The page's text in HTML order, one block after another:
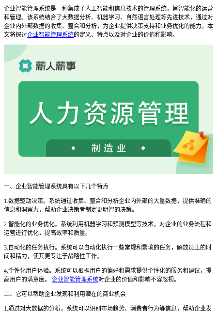
企业智能管理系统是一种集成了人工智能和信息技术的管理系统，旨智能化的运营
和管理。该系统结合了大数据分析、机器学习、自然语言处理等先进技术，通过对
企业内外部数据的收集、整合和分析，为企业提供决策支持和业务优化的能力。本
文将探讨企业智能管理系统的定义、特点以及对企业的价值和影响。
一、企业智能管理系统具有以下几个特点
1.数据驱动决策。系统通过收集、整合和分析企业内外部的大量数据，提供准确的
信息和洞察力，帮助企业决策者制定更明智的决策。
2.智能化的业务优化。系统利用机器学习和预测模型等技术，对企业的业务流程和
运营进行优化，提高效率和质量。
3.自动化的任务执行。系统可以自动化执行一些常规和繁琐的任务，解放员工的时
间和精力，使其更专注于战略性工作。
4.个性化用户体验。系统可以根据用户的偏好和需求提供个性化的服务和建议，提
高用户的满意度。 企业智能管理系统对企业的价值和影响不容忽视。
二、它可以帮助企业发现和利用潜在的商业机会
1.通过对大数据的分析，系统可以识别市场趋势、消费者行为等信息，帮助企业发